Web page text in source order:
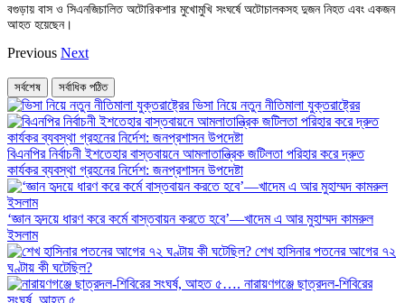
বগুড়ায় বাস ও সিএনজিচালিত অটোরিকশার মুখোমুখি সংঘর্ষে অটোচালকসহ দুজন নিহত এবং একজন
আহত হয়েছেন।
Previous Next
সর্বশেষ সর্বাধিক পঠিত
ভিসা নিয়ে নতুন নীতিমালা যুক্তরাষ্ট্রের
বিএনপির নির্বাচনী ইশতেহার বাস্তবায়নে আমলাতান্ত্রিক জটিলতা পরিহার করে দ্রুত
কার্যকর ব্যবস্থা গ্রহনের নির্দেশ: জনপ্রশাসন উপদেষ্টা
‘জ্ঞান হৃদয়ে ধারণ করে কর্মে বাস্তবায়ন করতে হবে’—খাদেম এ আর মুহাম্মদ কামরুল
ইসলাম
শেখ হাসিনার পতনের আগের ৭২
ঘণ্টায় কী ঘটেছিল?
‎নারায়ণগঞ্জে ছাত্রদল-শিবিরের
সংঘর্ষ, আহত ৫….